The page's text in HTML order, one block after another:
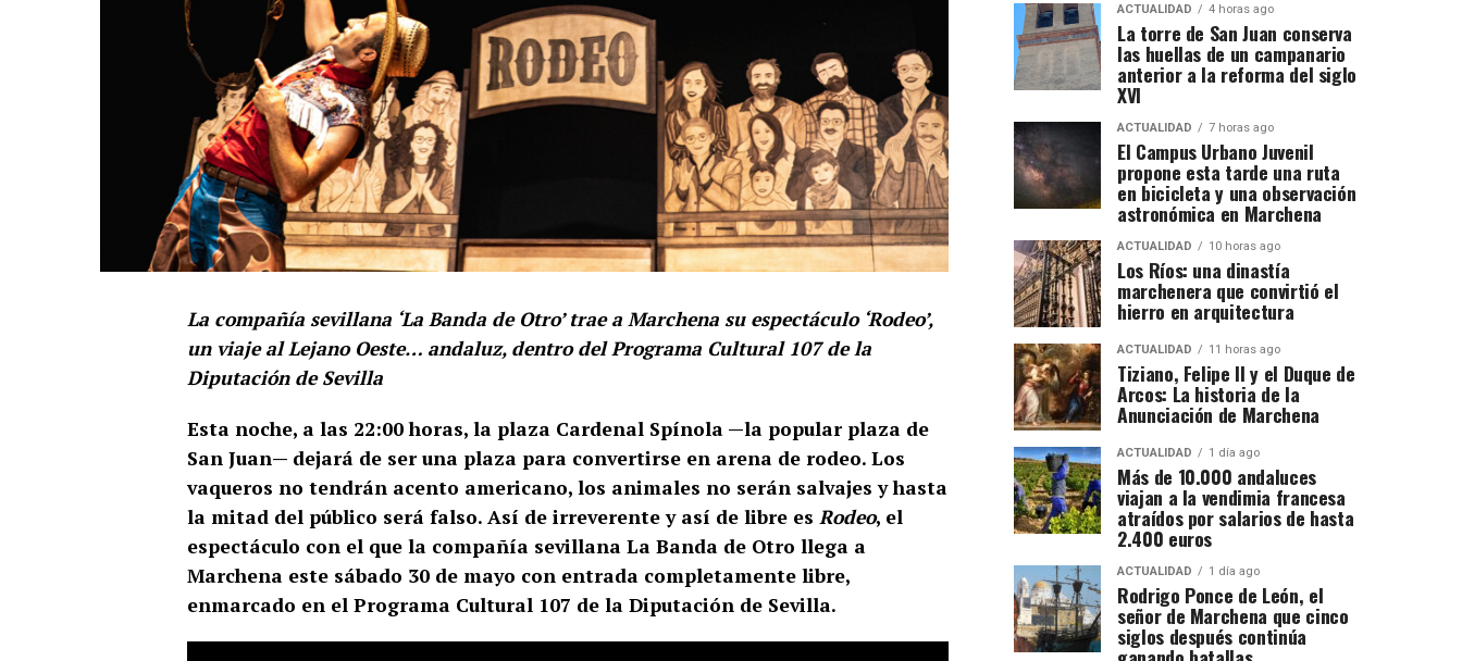
La compañía sevillana ‘La Banda de Otro’ trae a Marchena su espectáculo ‘Rodeo’,
un viaje al Lejano Oeste… andaluz, dentro del Programa Cultural 107 de la
Diputación de Sevilla
Esta noche, a las 22:00 horas, la plaza Cardenal Spínola —la popular plaza de
San Juan— dejará de ser una plaza para convertirse en arena de rodeo. Los
vaqueros no tendrán acento americano, los animales no serán salvajes y hasta
la mitad del público será falso. Así de irreverente y así de libre es Rodeo, el
espectáculo con el que la compañía sevillana La Banda de Otro llega a
Marchena este sábado 30 de mayo con entrada completamente libre,
enmarcado en el Programa Cultural 107 de la Diputación de Sevilla.
ACTUALIDAD 4 horas ago
La torre de San Juan conserva
las huellas de un campanario
anterior a la reforma del siglo
XVI
ACTUALIDAD 7 horas ago
El Campus Urbano Juvenil
propone esta tarde una ruta
en bicicleta y una observación
astronómica en Marchena
ACTUALIDAD 10 horas ago
Los Ríos: una dinastía
marchenera que convirtió el
hierro en arquitectura
ACTUALIDAD 11 horas ago
Tiziano, Felipe II y el Duque de
Arcos: La historia de la
Anunciación de Marchena
ACTUALIDAD 1 día ago
Más de 10.000 andaluces
viajan a la vendimia francesa
atraídos por salarios de hasta
2.400 euros
ACTUALIDAD 1 día ago
Rodrigo Ponce de León, el
señor de Marchena que cinco
siglos después continúa